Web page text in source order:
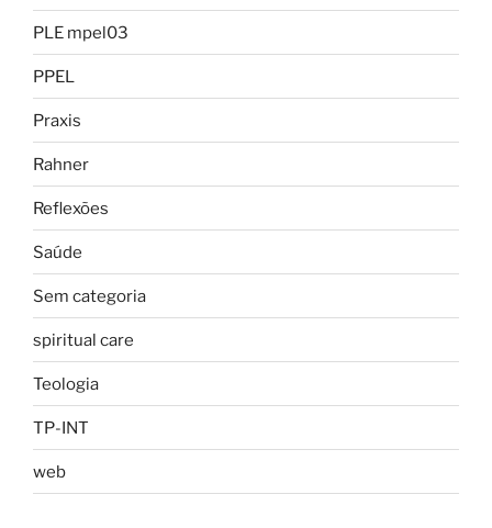
PLE mpel03
PPEL
Praxis
Rahner
Reflexões
Saúde
Sem categoria
spiritual care
Teologia
TP-INT
web